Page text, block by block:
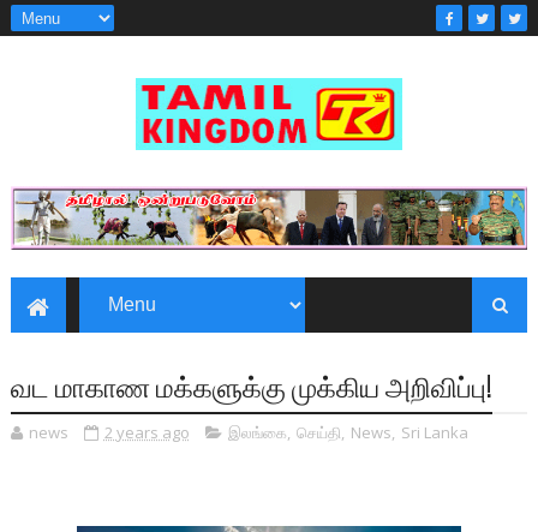
வட மாகாண மக்களுக்கு முக்கிய அறிவிப்பு!
news 2 years ago இலங்கை, செய்தி, News, Sri Lanka